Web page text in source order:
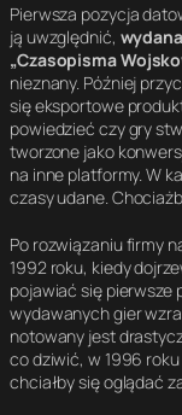
Pierwsza pozycja
ją uwzględnić,
„Czasopisma
nieznany. Później
się eksportowe
powiedzieć czy gry
tworzone jako
na inne platformy. W
czasy udane.
Po rozwiązaniu firmy
1992 roku, kiedy
pojawiać się pierwsze
wydawanych gier
notowany jest
co dziwić, w 1996
chciałby się oglądać